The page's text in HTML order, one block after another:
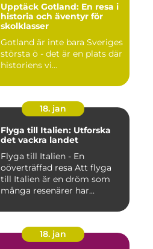
Upptäck Gotland: En resa i
historia och äventyr för
skolklasser
Gotland är inte bara Sveriges
största ö - det är en plats där
historiens vi...
18. jan
Flyga till Italien: Utforska
det vackra landet
Flyga till Italien - En
oöverträffad resa Att flyga
till Italien är en dröm som
många resenärer har...
18. jan